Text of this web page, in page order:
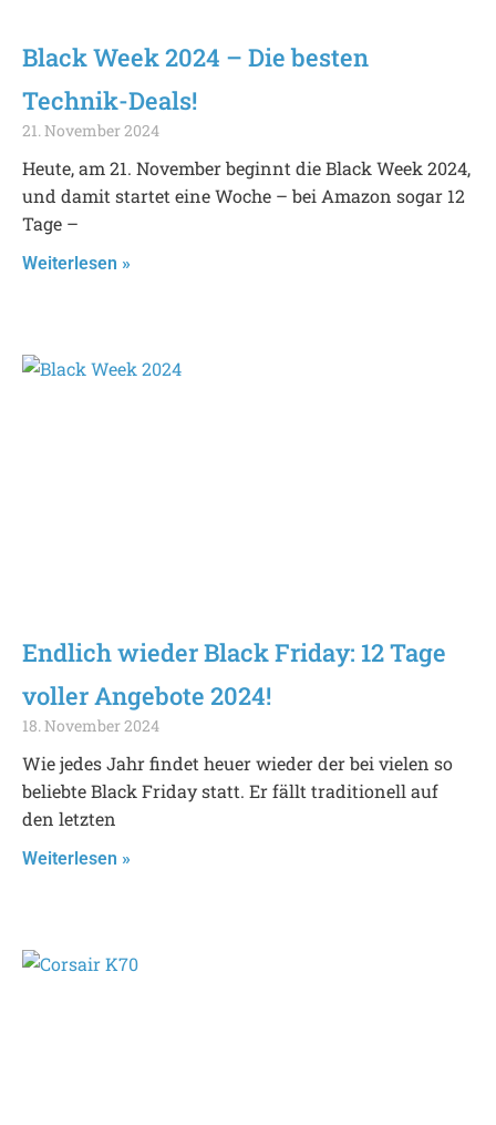
Black Week 2024 – Die besten
Technik-Deals!
21. November 2024
Heute, am 21. November beginnt die Black Week 2024,
und damit startet eine Woche – bei Amazon sogar 12
Tage –
Weiterlesen »
Endlich wieder Black Friday: 12 Tage
voller Angebote 2024!
18. November 2024
Wie jedes Jahr findet heuer wieder der bei vielen so
beliebte Black Friday statt. Er fällt traditionell auf
den letzten
Weiterlesen »